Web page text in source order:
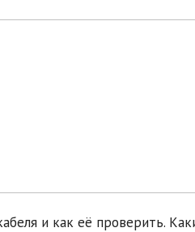
и как её проверить.